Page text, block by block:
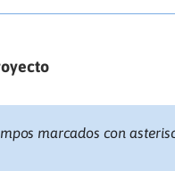
marcados con